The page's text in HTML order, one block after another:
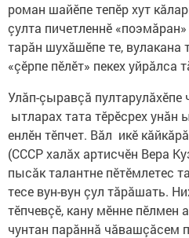
роман шайӗпе тепӗр хут
çулта пичетленнӗ
тарăн шухăшӗпе те, вулакана
«çӗрпе пӗлӗт» пекех уйрăлса
Улăп-çыравçă пултарулăхӗпе
ытларах тата тӗрӗсрех унăн
енлӗн тӗпчет. Вăл икӗ
(СССР халăх артисчӗн Вера
пысăк талантне пӗтӗмлетес
тесе вун-вун çул тăрăшать.
тӗпчевçӗ, кану мӗнне
чунтан парăннă чăвашçăсем